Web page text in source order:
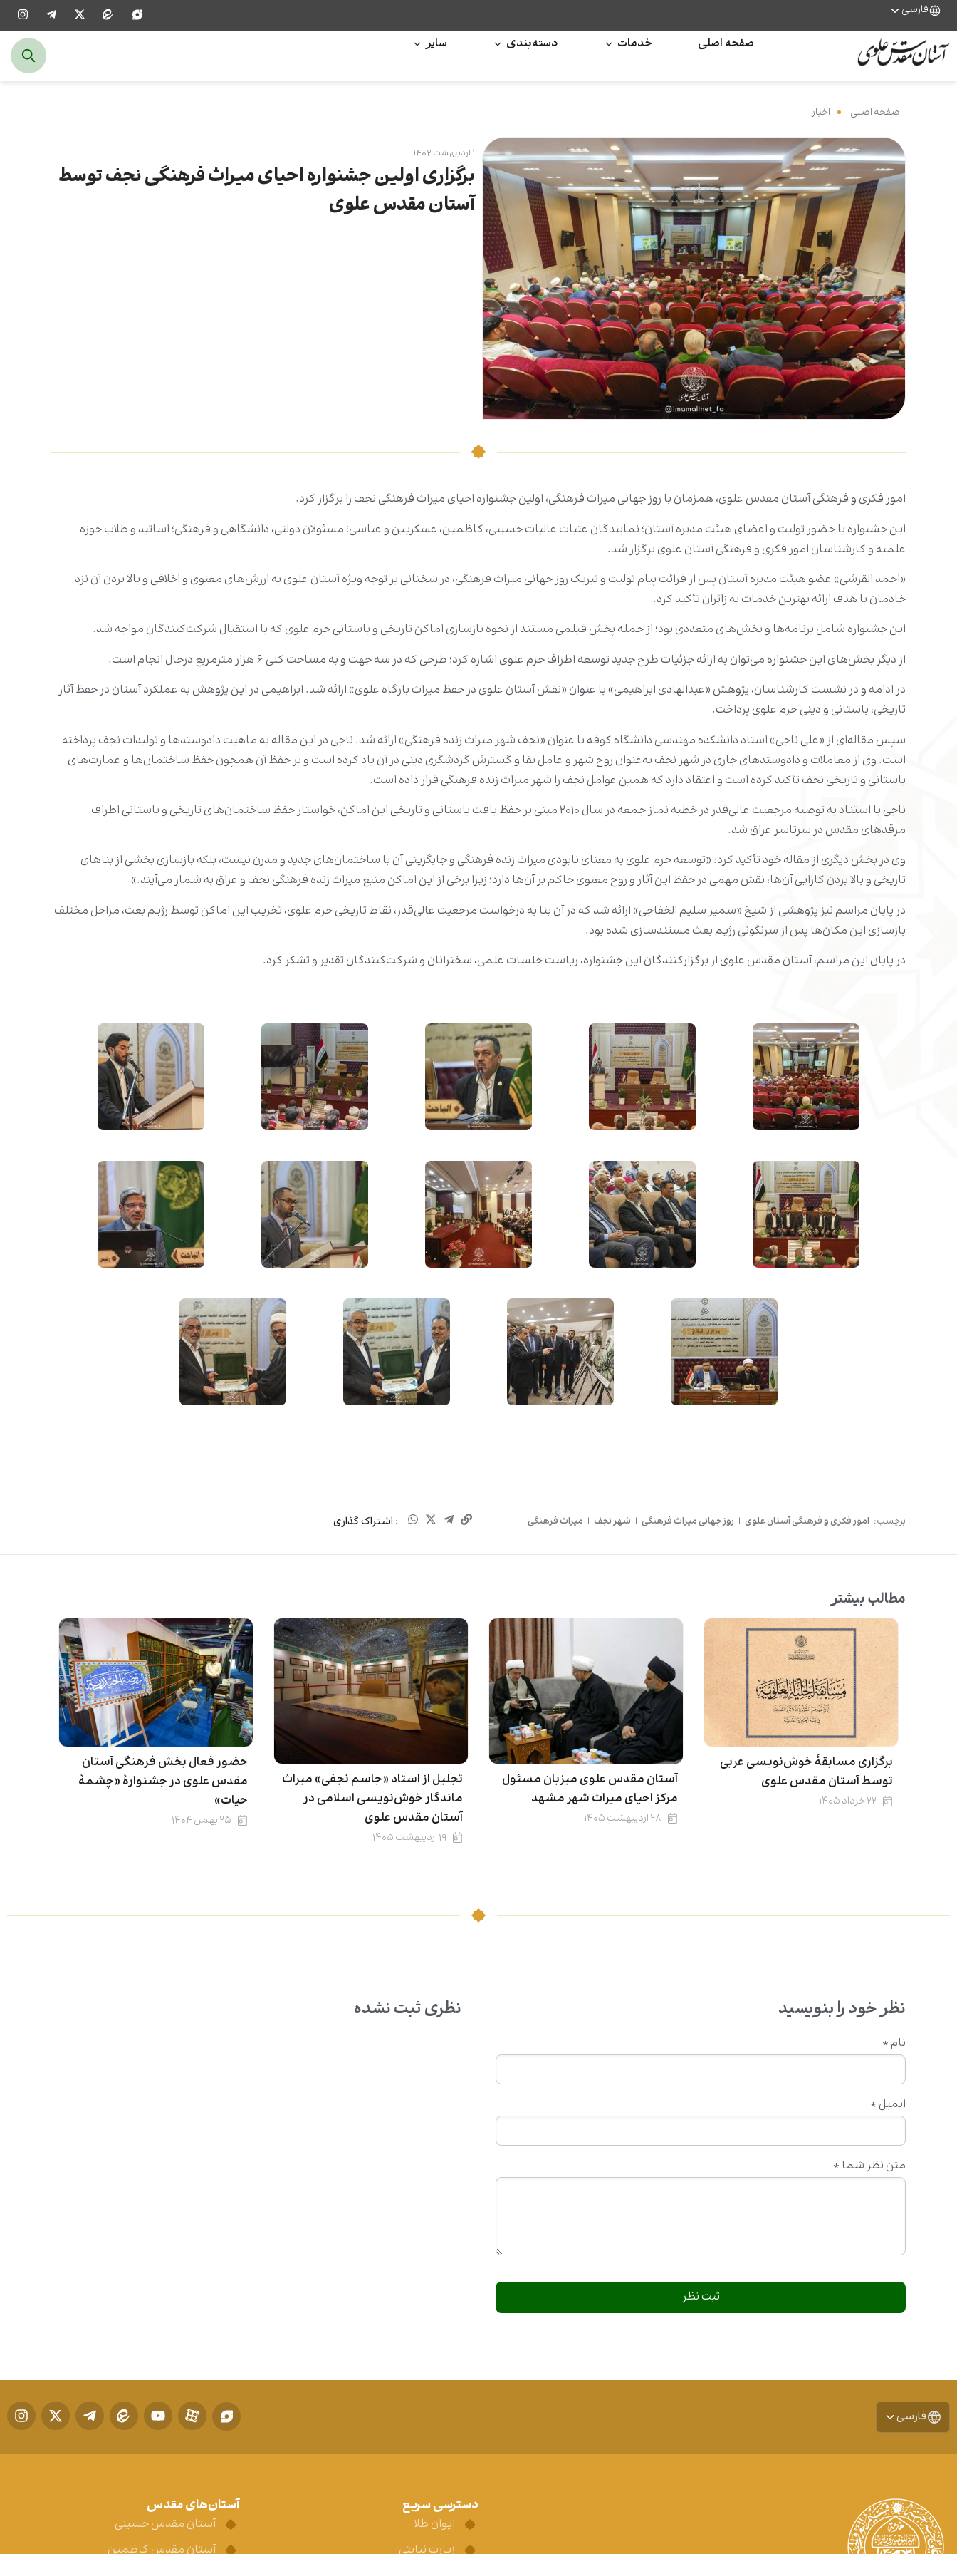
فارسی
صفحه اصلی خدمات دسته‌بندی سایر
صفحه اصلی اخبار
۱ اردیبهشت ۱۴۰۲
برگزاری اولین جشنواره احیای میراث فرهنگی نجف توسط
آستان مقدس علوی
امور فکری و فرهنگی آستان مقدس علوی، همزمان با روز جهانی میراث فرهنگی، اولین جشنواره احیای میراث فرهنگی نجف را برگزار کرد.
این جشنواره با حضور تولیت و اعضای هیئت مدیره آستان؛ نمایندگان عتبات عالیات حسینی، کاظمین، عسکریین و عباسی؛ مسئولان دولتی، دانشگاهی و فرهنگی؛ اساتید و طلاب حوزه
علمیه و کارشناسان امور فکری و فرهنگی آستان علوی برگزار شد.
«احمد القرشی» عضو هیئت مدیره آستان پس از قرائت پیام تولیت و تبریک روز جهانی میراث فرهنگی، در سخنانی بر توجه ویژه آستان علوی به ارزش‌های معنوی و اخلاقی و بالا بردن آن نزد
خادمان با هدف ارائه بهترین خدمات به زائران تأکید کرد.
این جشنواره شامل برنامه‌ها و بخش‌های متعددی بود؛ از جمله پخش فیلمی مستند از نحوه بازسازی اماکن تاریخی و باستانی حرم علوی که با استقبال شرکت‌کنندگان مواجه شد.
از دیگر بخش‌های این جشنواره می‌توان به ارائه جزئیات طرح جدید توسعه اطراف حرم علوی اشاره کرد؛ طرحی که در سه جهت و به مساحت کلی ۶ هزار مترمربع درحال انجام است.
در ادامه و در نشست کارشناسان، پژوهش «عبدالهادی ابراهیمی» با عنوان «نقش آستان علوی در حفظ میراث بارگاه علوی» ارائه شد. ابراهیمی در این پژوهش به عملکرد آستان در حفظ آثار
تاریخی، باستانی و دینی حرم علوی پرداخت.
سپس مقاله‌ای از «علی ناجی» استاد دانشکده مهندسی دانشگاه کوفه با عنوان «نجف شهر میراث زنده فرهنگی» ارائه شد. ناجی در این مقاله به ماهیت دادوستدها و تولیدات نجف پرداخته
است. وی از معاملات و دادوستدهای جاری در شهر نجف به‌عنوان روح شهر و عامل بقا و گسترش گردشگری دینی در آن یاد کرده است و بر حفظ آن همچون حفظ ساختمان‌ها و عمارت‌های
باستانی و تاریخی نجف تأکید کرده است و اعتقاد دارد که همین عوامل نجف را شهر میراث زنده فرهنگی قرار داده است.
ناجی با استناد به توصیه مرجعیت عالی‌قدر در خطبه نماز جمعه در سال ۲۰۱۰ مبنی بر حفظ بافت باستانی و تاریخی این اماکن، خواستار حفظ ساختمان‌های تاریخی و باستانی اطراف
مرقدهای مقدس در سرتاسر عراق شد.
وی در بخش دیگری از مقاله خود تأکید کرد: «توسعه حرم علوی به معنای نابودی میراث زنده فرهنگی و جایگزینی آن با ساختمان‌های جدید و مدرن نیست، بلکه بازسازی بخشی از بناهای
تاریخی و بالا بردن کارایی آن‌ها، نقش مهمی در حفظ این آثار و روح معنوی حاکم بر آن‌ها دارد؛ زیرا برخی از این اماکن منبع میراث زنده فرهنگی نجف و عراق به شمار می‌آیند.»
در پایان مراسم نیز پژوهشی از شیخ «سمیر سلیم الخفاجی» ارائه شد که در آن بنا به درخواست مرجعیت عالی‌قدر، نقاط تاریخی حرم علوی، تخریب این اماکن توسط رژیم بعث، مراحل مختلف
بازسازی این مکان‌ها پس از سرنگونی رژیم بعث مستندسازی شده بود.
در پایان این مراسم، آستان مقدس علوی از برگزارکنندگان این جشنواره، ریاست جلسات علمی، سخنرانان و شرکت‌کنندگان تقدیر و تشکر کرد.
برچسب: امور فکری و فرهنگی آستان علوی | روز جهانی میراث فرهنگی | شهر نجف | میراث فرهنگی : اشتراک گذاری
مطالب بیشتر
برگزاری مسابقۀ خوش‌نویسی عربی
توسط آستان مقدس علوی
۲۲ خرداد ۱۴۰۵
آستان مقدس علوی میزبان مسئول
مرکز احیای میراث شهر مشهد
۲۸ اردیبهشت ۱۴۰۵
تجلیل از استاد «جاسم نجفی» میراث
ماندگار خوش‌نویسی اسلامی در
آستان مقدس علوی
۱۹ اردیبهشت ۱۴۰۵
حضور فعال بخش فرهنگی آستان
مقدس علوی در جشنوارۀ «چشمهٔ
حیات»
۲۵ بهمن ۱۴۰۴
نظر خود را بنویسید
متن نظر شما *
نام *
ایمیل *
نظری ثبت نشده
فارسی
دسترسی سریع
ایوان طلا
زیارت نیابتی
آستان‌های مقدس
آستان مقدس حسینی
آستان مقدس کاظمین